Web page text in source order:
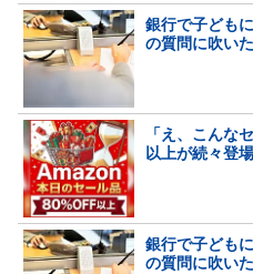
銀行で子ども
の質問に吹いた
「え、こんな
以上が続々登
銀行で子ども
の質問に吹いた